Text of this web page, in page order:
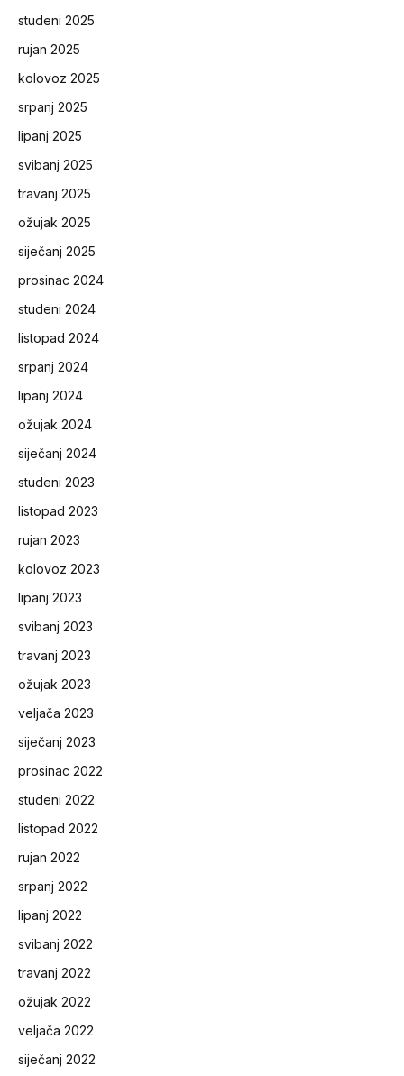
studeni 2025
rujan 2025
kolovoz 2025
srpanj 2025
lipanj 2025
svibanj 2025
travanj 2025
ožujak 2025
siječanj 2025
prosinac 2024
studeni 2024
listopad 2024
srpanj 2024
lipanj 2024
ožujak 2024
siječanj 2024
studeni 2023
listopad 2023
rujan 2023
kolovoz 2023
lipanj 2023
svibanj 2023
travanj 2023
ožujak 2023
veljača 2023
siječanj 2023
prosinac 2022
studeni 2022
listopad 2022
rujan 2022
srpanj 2022
lipanj 2022
svibanj 2022
travanj 2022
ožujak 2022
veljača 2022
siječanj 2022